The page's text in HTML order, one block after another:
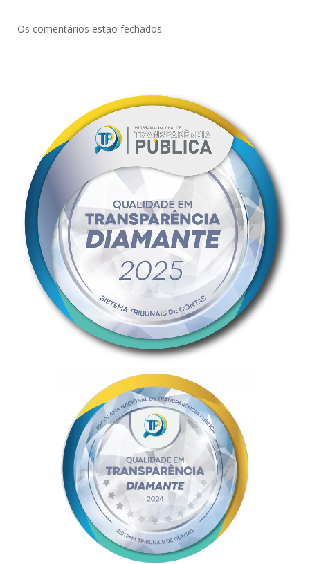
Os comentários estão fechados.